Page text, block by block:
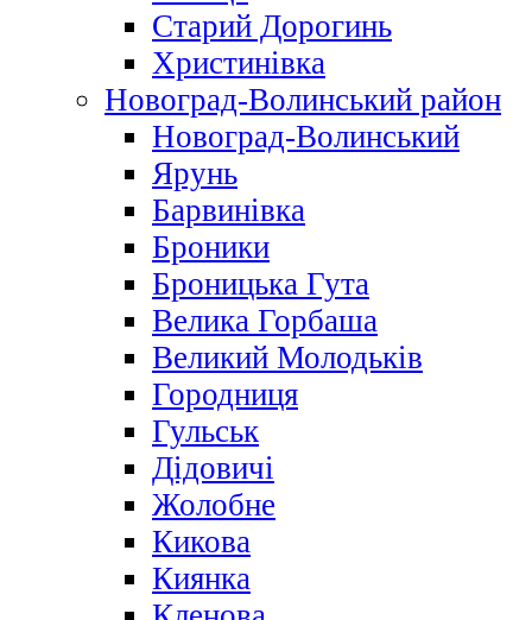
Старий Дорогинь
Христинівка
Новоград-Волинський район
Новоград-Волинський
Ярунь
Барвинівка
Броники
Броницька Гута
Велика Горбаша
Великий Молодьків
Городниця
Гульськ
Дідовичі
Жолобне
Кикова
Киянка